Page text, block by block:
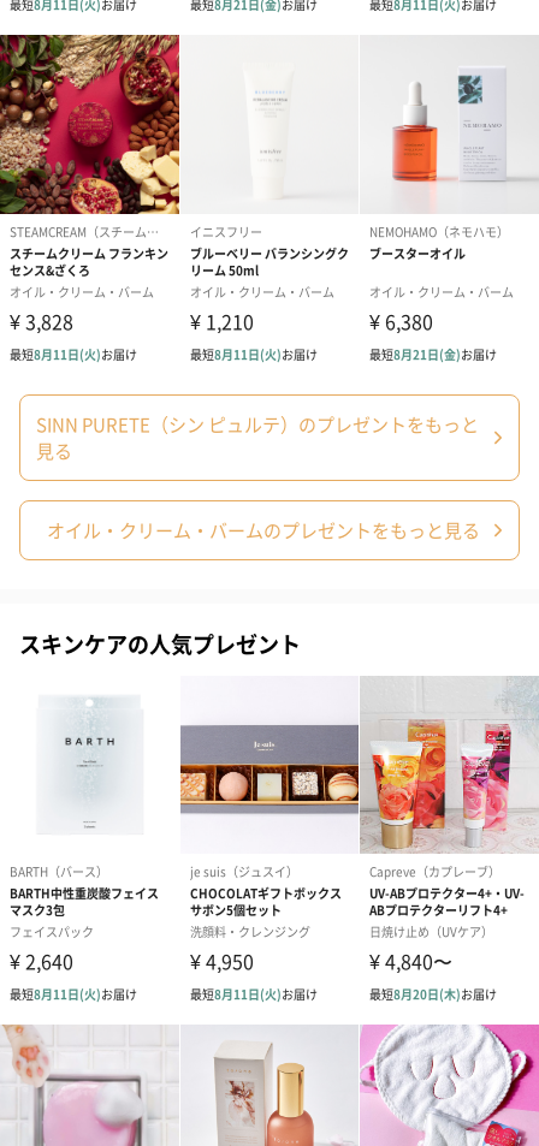
・使用後は必ずしっかりキャップをしめてください。
商品オプション情報
お届けボックスオプション
配送用のダンボールを装飾いたします。お相手のご住所に直接お
送りする際に人気のオプションです。お相手に直接手渡しする場
合は、紙袋との併用もおすすめです。
ダンボール装飾（ひま
わり）（720円）
ダンボール装飾（チュ
ーリップ）（720円）
ダンボール装
イトピンク×
ト）（580円）
紙袋
お渡し用の紙袋です。
商品に合わせたサイズをお届けします。
あり（280円）
メッセージカード（通常・写真・グリーティング）
誕生日や結婚祝い・出産祝いなど、様々なシーンのメッセージカ
ードを同梱します。
メッセージカードや封筒のデザインは一部変更する場合がありま
SINN PURETE（シン ピュルテ）のプレゼントをもっと
見る
オイル・クリーム・バームのプレゼントをもっと見る
スキンケアの人気プレゼント